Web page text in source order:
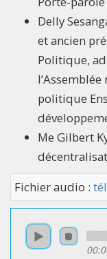
Delly
et ancien
Politique,
politique
Me Gilbert
Fichier audio :